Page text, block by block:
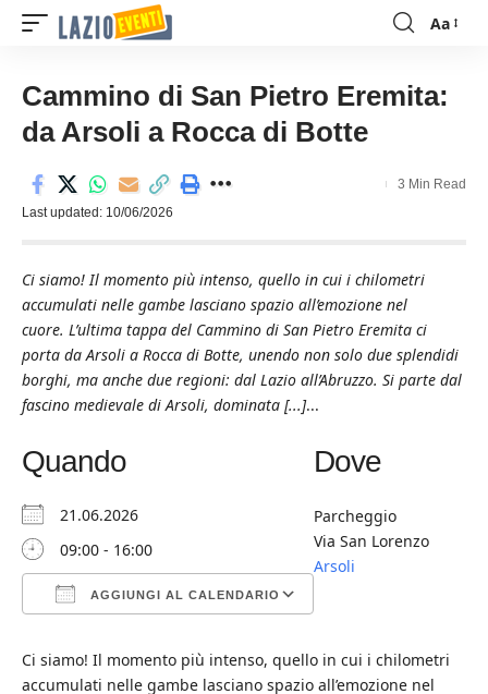
Font
Aa
Cammino di San Pietro Eremita:
da Arsoli a Rocca di Botte
Last updated: 10/06/2026
3 Min Read
Ci siamo! Il momento più intenso, quello in cui i chilometri
accumulati nelle gambe lasciano spazio all’emozione nel
cuore. L’ultima tappa del Cammino di San Pietro Eremita ci
porta da Arsoli a Rocca di Botte, unendo non solo due splendidi
borghi, ma anche due regioni: dal Lazio all’Abruzzo. Si parte dal
fascino medievale di Arsoli, dominata [...]...
Quando
21.06.2026
09:00 - 16:00
AGGIUNGI AL CALENDARIO
Dove
Parcheggio
Via San Lorenzo
Arsoli
Ci siamo! Il momento più intenso, quello in cui i chilometri
accumulati nelle gambe lasciano spazio all’emozione nel